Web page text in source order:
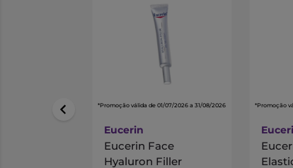
*Promoção válida de 01/07/2026 a 31/08/2026
Eucerin
Eucerin Face
Hyaluron Filler
*Promoção